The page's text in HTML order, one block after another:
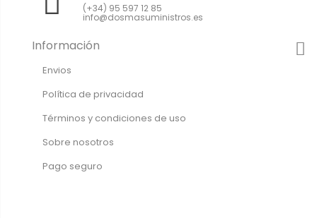
(+34) 95 597 12 85
info@dosmasuministros.es
Información
Envios
Política de privacidad
Términos y condiciones de uso
Sobre nosotros
Pago seguro